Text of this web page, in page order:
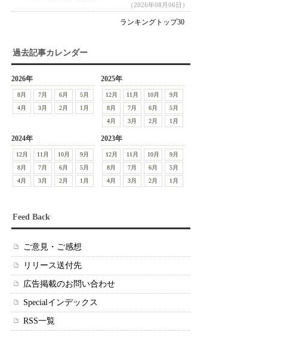
（2026年08月06日）
ランキングトップ30
過去記事カレンダー
2026年
8月 7月 6月
5月
4月
3月 2月 1月
2025年
12月 11月 10月
9月
8月
7月 6月
5月
4月
3月 2月 1月
2024年
12月 11月 10月
9月
8月
7月 6月
5月
4月
3月 2月 1月
2023年
12月 11月 10月
9月
8月
7月 6月
5月
4月
3月 2月 1月
Feed Back
ご意見・ご感想
リリース送付先
広告掲載のお問い合わせ
Specialインデックス
RSS一覧